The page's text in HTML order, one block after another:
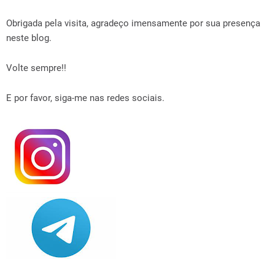
Obrigada pela visita, agradeço imensamente por sua presença
neste blog.
Volte sempre!!
E por favor, siga-me nas redes sociais.